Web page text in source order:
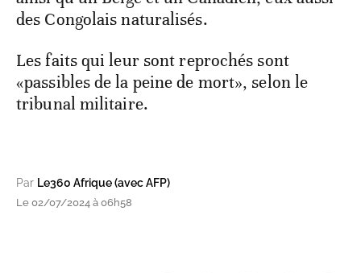
des Congolais naturalisés.
Les faits qui leur sont reprochés sont
«passibles de la peine de mort», selon le
tribunal militaire.
Par Le360 Afrique (avec AFP)
Le 02/07/2024 à 06h58